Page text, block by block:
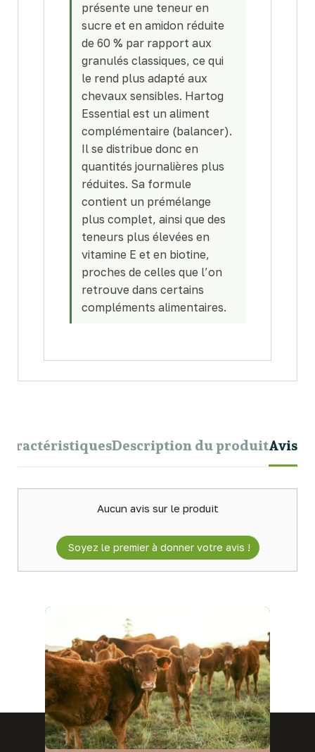
présente une teneur en
sucre et en amidon réduite
de 60 % par rapport aux
granulés classiques, ce qui
le rend plus adapté aux
chevaux sensibles. Hartog
Essential est un aliment
complémentaire (balancer).
Il se distribue donc en
quantités journalières plus
réduites. Sa formule
contient un prémélange
plus complet, ainsi que des
teneurs plus élevées en
vitamine E et en biotine,
proches de celles que l’on
retrouve dans certains
compléments alimentaires.
Description du produitAvis
Aucun avis sur le produit
Soyez le premier à donner votre avis !